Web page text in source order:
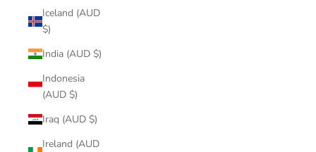
Iceland (AUD
$)
India (AUD $)
Indonesia
(AUD $)
Iraq (AUD $)
Ireland (AUD